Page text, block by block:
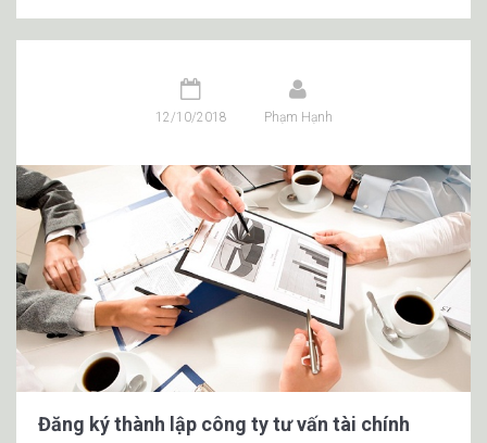
12/10/2018 Phạm Hạnh
Đăng ký thành lập công ty tư vấn tài chính